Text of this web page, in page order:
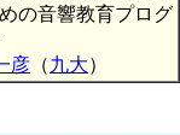
の音響教育プログ
彦 （九大）